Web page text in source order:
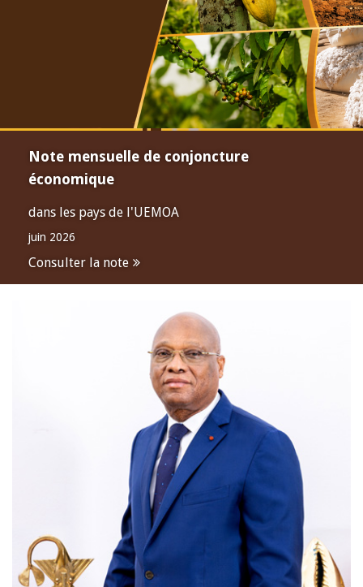
Note mensuelle de conjoncture
économique
dans les pays de l'UEMOA
juin 2026
Consulter la note